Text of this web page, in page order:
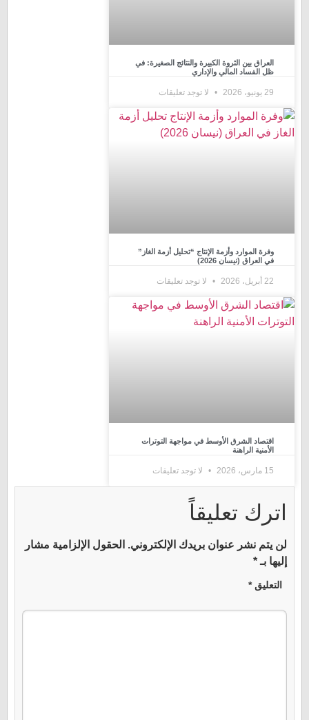
العراق بين الثروة الكبيرة والنتائج الصغيرة: في
ظل الفساد المالي والإداري
29 يونيو، 2026 لا توجد تعليقات
وفرة الموارد وأزمة الإنتاج “تحليل أزمة الغاز”
في العراق (نيسان 2026)
22 أبريل، 2026 لا توجد تعليقات
اقتصاد الشرق الأوسط في مواجهة التوترات
الأمنية الراهنة
15 مارس، 2026 لا توجد تعليقات
اترك تعليقاً
لن يتم نشر عنوان بريدك الإلكتروني. الحقول الإلزامية مشار
إليها بـ*
التعليق*